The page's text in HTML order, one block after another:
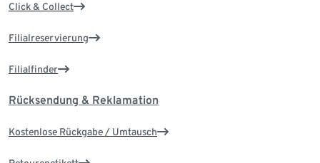
Click & Collect
Filialreservierung
Filialfinder
Rücksendung & Reklamation
Kostenlose Rückgabe / Umtausch